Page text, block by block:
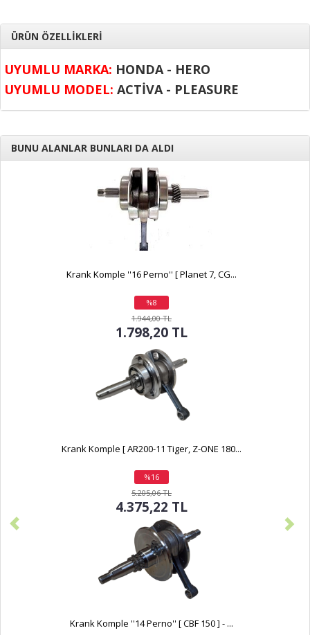
ÜRÜN ÖZELLİKLERİ
UYUMLU MARKA: HONDA - HERO
UYUMLU MODEL: ACTİVA - PLEASURE
BUNU ALANLAR BUNLARI DA ALDI
Krank Komple ''16 Perno'' [ Planet 7, CG...
%8
indirim
1.944,00 TL
1.798,20 TL
Krank Komple [ AR200-11 Tiger, Z-ONE 180...
%16
indirim
5.205,06 TL
4.375,22 TL
Krank Komple ''14 Perno'' [ CBF 150 ] - ...